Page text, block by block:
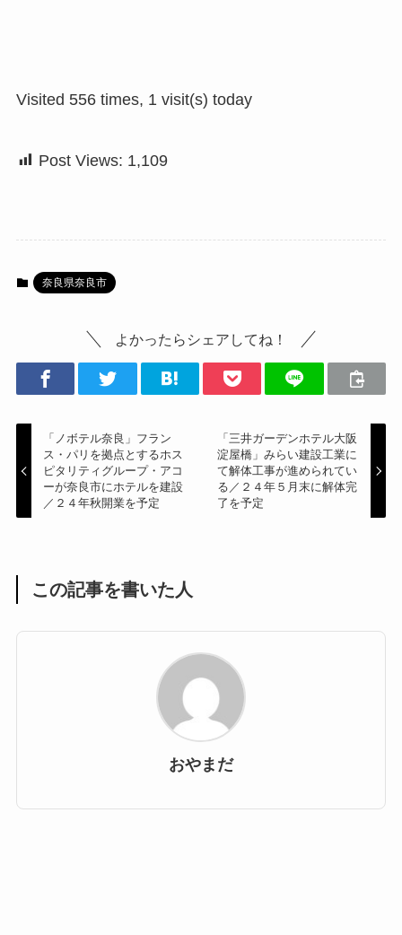
Visited 556 times, 1 visit(s) today
Post Views: 1,109
奈良県奈良市
よかったらシェアしてね！
「ノボテル奈良」フラン
ス・パリを拠点とするホス
ピタリティグループ・アコ
ーが奈良市にホテルを建設
／２４年秋開業を予定
「三井ガーデンホテル大阪
淀屋橋」みらい建設工業に
て解体工事が進められてい
る／２４年５月末に解体完
了を予定
この記事を書いた人
おやまだ